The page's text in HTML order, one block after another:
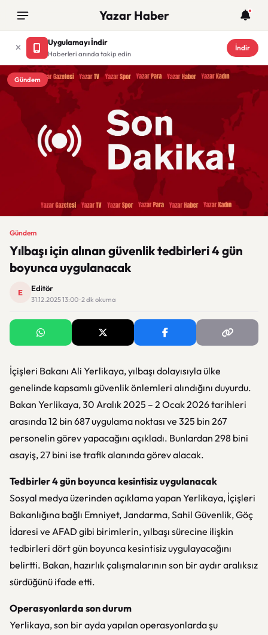
Yazar Haber
Uygulamayı İndir
Haberleri anında takip edin
İndir
Gündem
Gündem
Yılbaşı için alınan güvenlik tedbirleri 4 gün
boyunca uygulanacak
E Editör
31.12.2025 13:00 · 2 dk okuma
İçişleri Bakanı Ali Yerlikaya, yılbaşı dolayısıyla ülke
genelinde kapsamlı güvenlik önlemleri alındığını duyurdu.
Bakan Yerlikaya, 30 Aralık 2025 – 2 Ocak 2026 tarihleri
arasında 12 bin 687 uygulama noktası ve 325 bin 267
personelin görev yapacağını açıkladı. Bunlardan 298 bini
asayiş, 27 bini ise trafik alanında görev alacak.
Tedbirler 4 gün boyunca kesintisiz uygulanacak
Sosyal medya üzerinden açıklama yapan Yerlikaya, İçişleri
Bakanlığına bağlı Emniyet, Jandarma, Sahil Güvenlik, Göç
İdaresi ve AFAD gibi birimlerin, yılbaşı sürecine ilişkin
tedbirleri dört gün boyunca kesintisiz uygulayacağını
belirtti. Bakan, hazırlık çalışmalarının son bir aydır aralıksız
sürdüğünü ifade etti.
Operasyonlarda son durum
Yerlikaya, son bir ayda yapılan operasyonlarda şu